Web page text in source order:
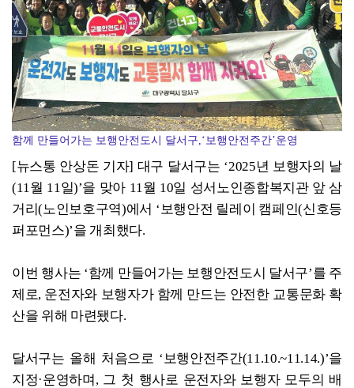
함께 만들어가는 보행안전도시 달서구,‘보행안전주간’운영
[뉴스통 안상돈 기자] 대구 달서구는 ‘2025년 보행자의 날
(11월 11일)’을 맞아 11월 10일 성서노인종합복지관 앞 삼
거리(노인보호구역)에서 ‘보행안전 릴레이 캠페인(신호등
퍼포먼스)’을 개최했다.
이번 행사는 ‘함께 만들어가는 보행안전도시 달서구’를 주
제로, 운전자와 보행자가 함께 만드는 안전한 교통문화 확
산을 위해 마련됐다.
달서구는 올해 처음으로 ‘보행안전주간(11.10.~11.14.)’을
지정·운영하며, 그 첫 행사로 운전자와 보행자 모두의 배